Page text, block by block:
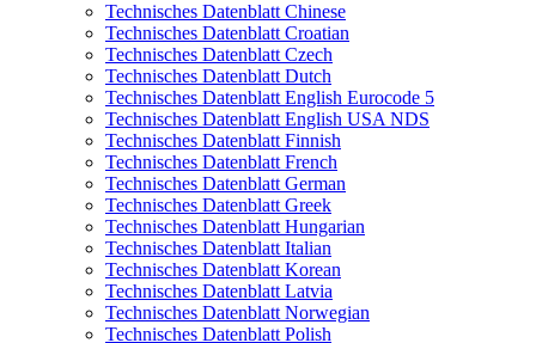
Technisches Datenblatt Chinese
Technisches Datenblatt Croatian
Technisches Datenblatt Czech
Technisches Datenblatt Dutch
Technisches Datenblatt English Eurocode 5
Technisches Datenblatt English USA NDS
Technisches Datenblatt Finnish
Technisches Datenblatt French
Technisches Datenblatt German
Technisches Datenblatt Greek
Technisches Datenblatt Hungarian
Technisches Datenblatt Italian
Technisches Datenblatt Korean
Technisches Datenblatt Latvia
Technisches Datenblatt Norwegian
Technisches Datenblatt Polish